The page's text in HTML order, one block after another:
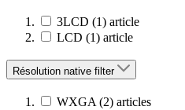
3LCD (1) article
LCD (1) article
Résolution native filter
WXGA (2) articles